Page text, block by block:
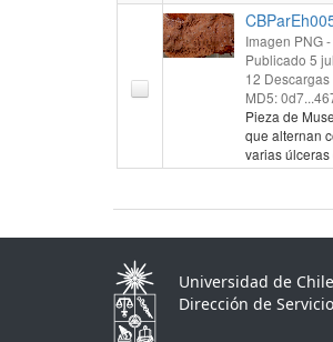
Imagen PNG-
Publicado 5
12 Descargas
MD5:
Pieza de
que alternan
varias
Universidad de Chile
Dirección de